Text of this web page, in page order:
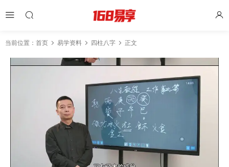
当前位置： 首页 易学资料 四柱八字 正文